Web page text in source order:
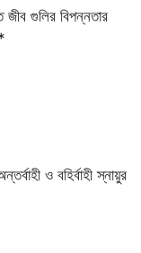
গুলির বিপন্নতার
ও বহির্বাহী স্নায়ুর